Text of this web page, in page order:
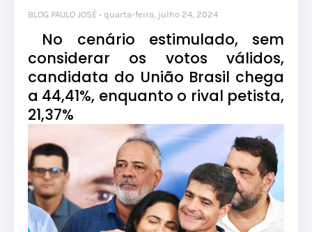
BLOG PAULO JOSÉ quarta-feira, julho 24, 2024
No cenário estimulado, sem
considerar os votos válidos,
candidata do União Brasil chega
a 44,41%, enquanto o rival petista,
21,37%